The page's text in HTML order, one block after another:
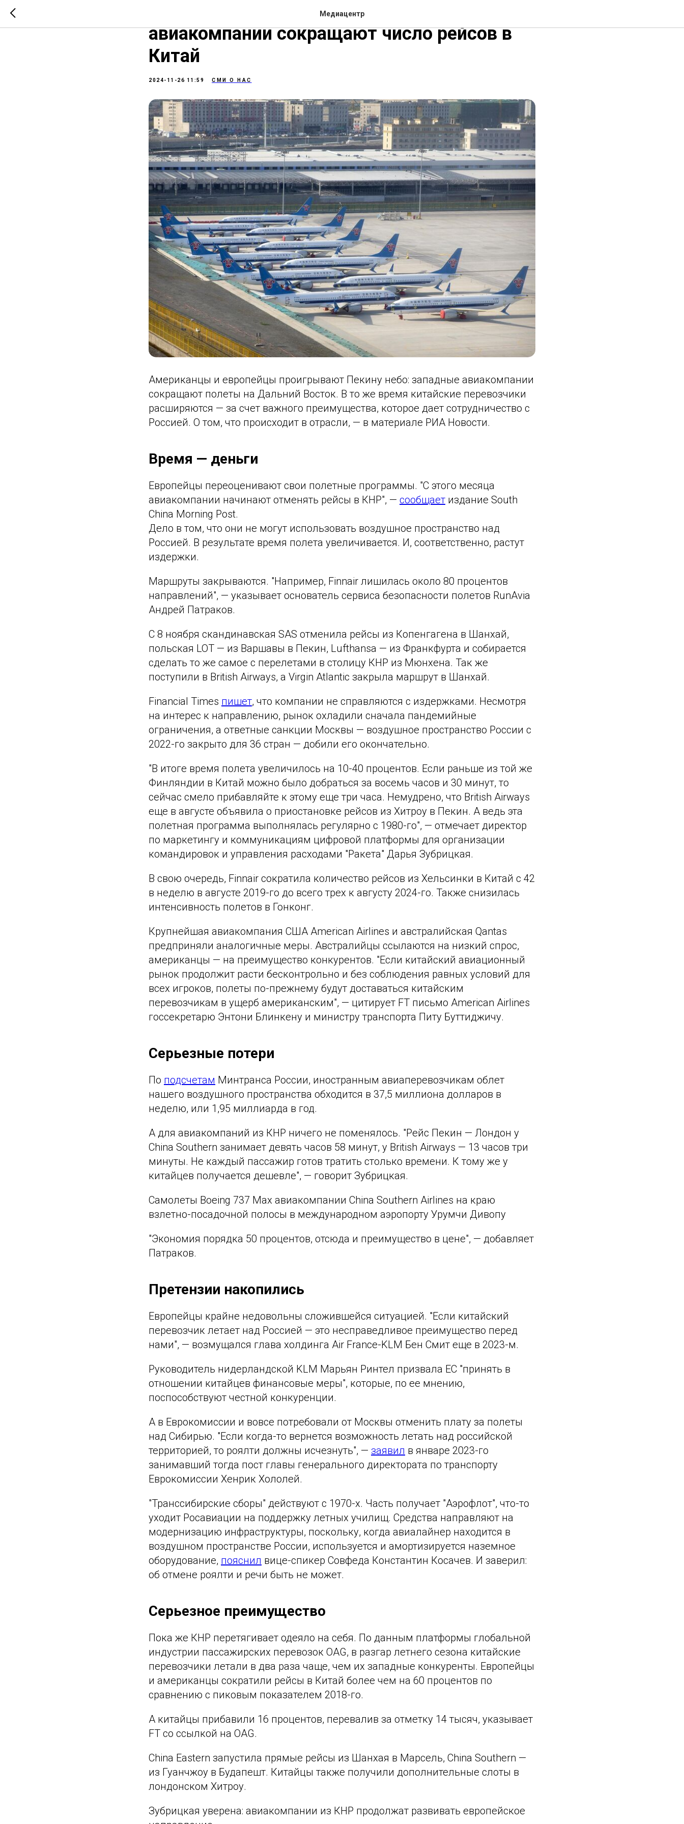
Медиацентр
РИА Новости: Европейские и американские
авиакомпании сокращают число рейсов в
Китай
2024-11-26 11:59 СМИ О НАС
Американцы и европейцы проигрывают Пекину небо: западные авиакомпании
сокращают полеты на Дальний Восток. В то же время китайские перевозчики
расширяются — за счет важного преимущества, которое дает сотрудничество с
Россией. О том, что происходит в отрасли, — в материале РИА Новости.
Время — деньги
Европейцы переоценивают свои полетные программы. "С этого месяца
авиакомпании начинают отменять рейсы в КНР", — сообщает издание South
China Morning Post.
Дело в том, что они не могут использовать воздушное пространство над
Россией. В результате время полета увеличивается. И, соответственно, растут
издержки.
Маршруты закрываются. "Например, Finnair лишилась около 80 процентов
направлений", — указывает основатель сервиса безопасности полетов RunAvia
Андрей Патраков.
С 8 ноября скандинавская SAS отменила рейсы из Копенгагена в Шанхай,
польская LOT — из Варшавы в Пекин, Lufthansa — из Франкфурта и собирается
сделать то же самое с перелетами в столицу КНР из Мюнхена. Так же
поступили в British Airways, а Virgin Atlantic закрыла маршрут в Шанхай.
Financial Times пишет, что компании не справляются с издержками. Несмотря
на интерес к направлению, рынок охладили сначала пандемийные
ограничения, а ответные санкции Москвы — воздушное пространство России с
2022-го закрыто для 36 стран — добили его окончательно.
"В итоге время полета увеличилось на 10-40 процентов. Если раньше из той же
Финляндии в Китай можно было добраться за восемь часов и 30 минут, то
сейчас смело прибавляйте к этому еще три часа. Немудрено, что British Airways
еще в августе объявила о приостановке рейсов из Хитроу в Пекин. А ведь эта
полетная программа выполнялась регулярно с 1980-го", — отмечает директор
по маркетингу и коммуникациям цифровой платформы для организации
командировок и управления расходами "Ракета" Дарья Зубрицкая.
В свою очередь, Finnair сократила количество рейсов из Хельсинки в Китай с 42
в неделю в августе 2019-го до всего трех к августу 2024-го. Также снизилась
интенсивность полетов в Гонконг.
Крупнейшая авиакомпания США American Airlines и австралийская Qantas
предприняли аналогичные меры. Австралийцы ссылаются на низкий спрос,
американцы — на преимущество конкурентов. "Если китайский авиационный
рынок продолжит расти бесконтрольно и без соблюдения равных условий для
всех игроков, полеты по-прежнему будут доставаться китайским
перевозчикам в ущерб американским", — цитирует FT письмо American Airlines
госсекретарю Энтони Блинкену и министру транспорта Питу Буттиджичу.
Серьезные потери
По подсчетам Минтранса России, иностранным авиаперевозчикам облет
нашего воздушного пространства обходится в 37,5 миллиона долларов в
неделю, или 1,95 миллиарда в год.
А для авиакомпаний из КНР ничего не поменялось. "Рейс Пекин — Лондон у
China Southern занимает девять часов 58 минут, у British Airways — 13 часов три
минуты. Не каждый пассажир готов тратить столько времени. К тому же у
китайцев получается дешевле", — говорит Зубрицкая.
Самолеты Boeing 737 Max авиакомпании China Southern Airlines на краю
взлетно-посадочной полосы в международном аэропорту Урумчи Дивопу
"Экономия порядка 50 процентов, отсюда и преимущество в цене", — добавляет
Патраков.
Претензии накопились
Европейцы крайне недовольны сложившейся ситуацией. "Если китайский
перевозчик летает над Россией — это несправедливое преимущество перед
нами", — возмущался глава холдинга Air France-KLM Бен Смит еще в 2023-м.
Руководитель нидерландской KLM Марьян Ринтел призвала ЕС "принять в
отношении китайцев финансовые меры", которые, по ее мнению,
поспособствуют честной конкуренции.
А в Еврокомиссии и вовсе потребовали от Москвы отменить плату за полеты
над Сибирью. "Если когда-то вернется возможность летать над российской
территорией, то роялти должны исчезнуть", — заявил в январе 2023-го
занимавший тогда пост главы генерального директората по транспорту
Еврокомиссии Хенрик Хололей.
"Транссибирские сборы" действуют с 1970-х. Часть получает "Аэрофлот", что-то
уходит Росавиации на поддержку летных училищ. Средства направляют на
модернизацию инфраструктуры, поскольку, когда авиалайнер находится в
воздушном пространстве России, используется и амортизируется наземное
оборудование, пояснил вице-спикер Совфеда Константин Косачев. И заверил:
об отмене роялти и речи быть не может.
Серьезное преимущество
Пока же КНР перетягивает одеяло на себя. По данным платформы глобальной
индустрии пассажирских перевозок OAG, в разгар летнего сезона китайские
перевозчики летали в два раза чаще, чем их западные конкуренты. Европейцы
и американцы сократили рейсы в Китай более чем на 60 процентов по
сравнению с пиковым показателем 2018-го.
А китайцы прибавили 16 процентов, перевалив за отметку 14 тысяч, указывает
FT со ссылкой на OAG.
China Eastern запустила прямые рейсы из Шанхая в Марсель, China Southern —
из Гуанчжоу в Будапешт. Китайцы также получили дополнительные слоты в
лондонском Хитроу.
Зубрицкая уверена: авиакомпании из КНР продолжат развивать европейское